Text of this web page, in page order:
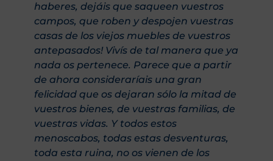
haberes, dejáis que saqueen vuestros
campos, que roben y despojen vuestras
casas de los viejos muebles de vuestros
antepasados! Vivís de tal manera que ya
nada os pertenece. Parece que a partir
de ahora consideraríais una gran
felicidad que os dejaran sólo la mitad de
vuestros bienes, de vuestras familias, de
vuestras vidas. Y todos estos
menoscabos, todas estas desventuras,
toda esta ruina, no os vienen de los